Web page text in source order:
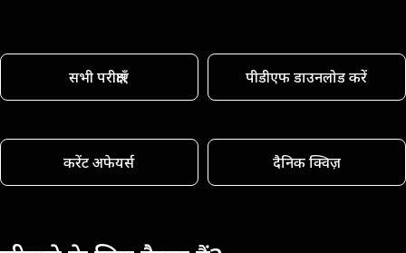
सभी परीक्षाएँ पीडीएफ डाउनलोड करें
करेंट अफेयर्स दैनिक क्विज़